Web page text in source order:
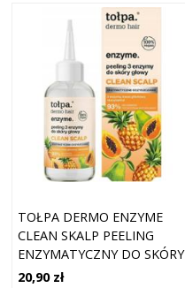
TOŁPA DERMO ENZYME
CLEAN SKALP PEELING
ENZYMATYCZNY DO SKÓRY
GŁOWY 100ML
20,90 zł